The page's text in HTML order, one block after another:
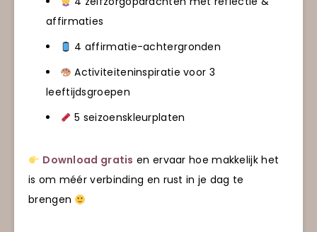
affirmaties
4 affirmatie-achtergronden
Activiteiteninspiratie voor 3
leeftijdsgroepen
5 seizoenskleurplaten
Download gratis en ervaar hoe makkelijk het
is om méér verbinding en rust in je dag te
brengen